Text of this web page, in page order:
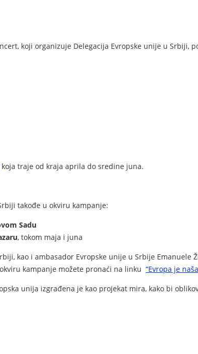
koji organizuje Delegacija Evropske unije u Srbiji,
koja traje od kraja aprila do sredine juna.
takođe u okviru kampanje:
Sadu
, tokom maja i juna
kao i ambasador Evropske unije u Srbije Emanuele
kampanje možete pronaći na linku “Evropa je
unija izgrađena je kao projekat mira, kako bi